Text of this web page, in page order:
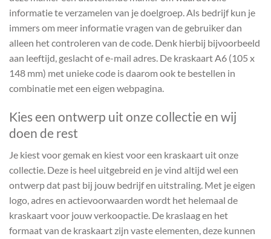
informatie te verzamelen van je doelgroep. Als bedrijf kun je
immers om meer informatie vragen van de gebruiker dan
alleen het controleren van de code. Denk hierbij bijvoorbeeld
aan leeftijd, geslacht of e-mail adres. De kraskaart A6 (105 x
148 mm) met unieke code is daarom ook te bestellen in
combinatie met een eigen webpagina.
Kies een ontwerp uit onze collectie en wij
doen de rest
Je kiest voor gemak en kiest voor een kraskaart uit onze
collectie. Deze is heel uitgebreid en je vind altijd wel een
ontwerp dat past bij jouw bedrijf en uitstraling. Met je eigen
logo, adres en actievoorwaarden wordt het helemaal de
kraskaart voor jouw verkoopactie. De kraslaag en het
formaat van de kraskaart zijn vaste elementen, deze kunnen